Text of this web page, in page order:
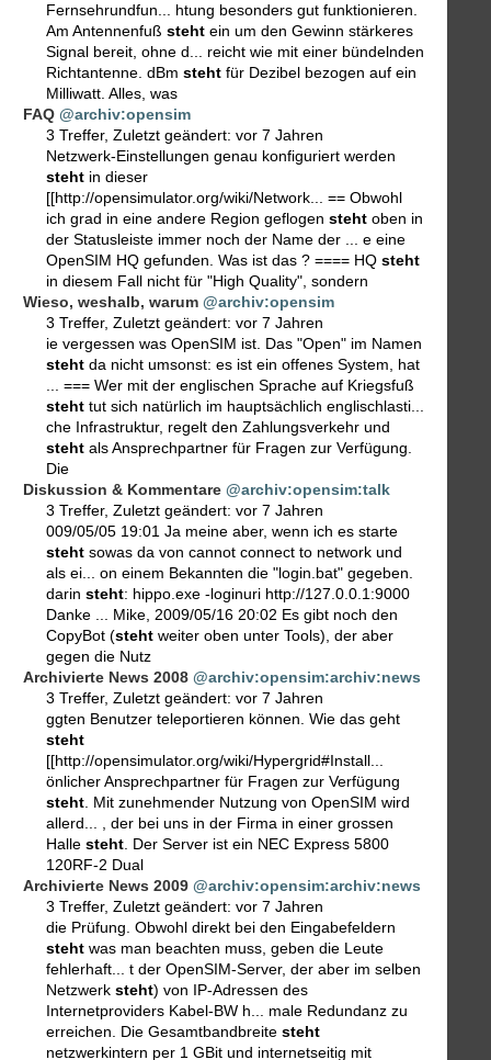
Fernsehrundfun... htung besonders gut funktionieren.
Am Antennenfuß steht ein um den Gewinn stärkeres
Signal bereit, ohne d... reicht wie mit einer bündelnden
Richtantenne. dBm steht für Dezibel bezogen auf ein
Milliwatt. Alles, was
FAQ @archiv:opensim
3 Treffer, Zuletzt geändert: vor 7 Jahren
Netzwerk-Einstellungen genau konfiguriert werden
steht in dieser
[[http://opensimulator.org/wiki/Network... == Obwohl
ich grad in eine andere Region geflogen steht oben in
der Statusleiste immer noch der Name der ... e eine
OpenSIM HQ gefunden. Was ist das ? ==== HQ steht
in diesem Fall nicht für "High Quality", sondern
Wieso, weshalb, warum @archiv:opensim
3 Treffer, Zuletzt geändert: vor 7 Jahren
ie vergessen was OpenSIM ist. Das "Open" im Namen
steht da nicht umsonst: es ist ein offenes System, hat
... === Wer mit der englischen Sprache auf Kriegsfuß
steht tut sich natürlich im hauptsächlich englischlasti...
che Infrastruktur, regelt den Zahlungsverkehr und
steht als Ansprechpartner für Fragen zur Verfügung.
Die
Diskussion & Kommentare @archiv:opensim:talk
3 Treffer, Zuletzt geändert: vor 7 Jahren
009/05/05 19:01 Ja meine aber, wenn ich es starte
steht sowas da von cannot connect to network und
als ei... on einem Bekannten die "login.bat" gegeben.
darin steht: hippo.exe -loginuri http://127.0.0.1:9000
Danke ... Mike, 2009/05/16 20:02 Es gibt noch den
CopyBot (steht weiter oben unter Tools), der aber
gegen die Nutz
Archivierte News 2008 @archiv:opensim:archiv:news
3 Treffer, Zuletzt geändert: vor 7 Jahren
ggten Benutzer teleportieren können. Wie das geht
steht
[[http://opensimulator.org/wiki/Hypergrid#Install...
önlicher Ansprechpartner für Fragen zur Verfügung
steht. Mit zunehmender Nutzung von OpenSIM wird
allerd... , der bei uns in der Firma in einer grossen
Halle steht. Der Server ist ein NEC Express 5800
120RF-2 Dual
Archivierte News 2009 @archiv:opensim:archiv:news
3 Treffer, Zuletzt geändert: vor 7 Jahren
die Prüfung. Obwohl direkt bei den Eingabefeldern
steht was man beachten muss, geben die Leute
fehlerhaft... t der OpenSIM-Server, der aber im selben
Netzwerk steht) von IP-Adressen des
Internetproviders Kabel-BW h... male Redundanz zu
erreichen. Die Gesamtbandbreite steht
netzwerkintern per 1 GBit und internetseitig mit